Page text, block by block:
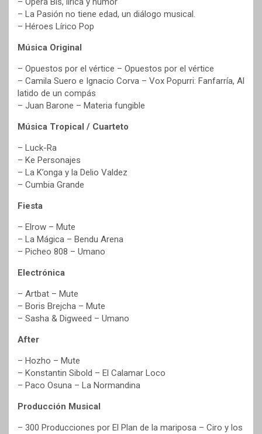
– La Pasión no tiene edad, un diálogo musical.
– Héroes Lírico Pop
Música Original
– Opuestos por el vértice – Opuestos por el vértice
– Camila Suero e Ignacio Corva – Vox Popurri: Fanfarría, Al
latido de un compás
– Juan Barone – Materia fungible
Música Tropical / Cuarteto
– Luck-Ra
– Ke Personajes
– La K’onga y la Delio Valdez
– Cumbia Grande
Fiesta
– Elrow – Mute
– La Mágica – Bendu Arena
– Picheo 808 – Umano
Electrónica
– Artbat – Mute
– Boris Brejcha – Mute
– Sasha & Digweed – Umano
After
– Hozho – Mute
– Konstantin Sibold – El Calamar Loco
– Paco Osuna – La Normandina
Producción Musical
– 300 Producciones por El Plan de la mariposa – Ciro y los